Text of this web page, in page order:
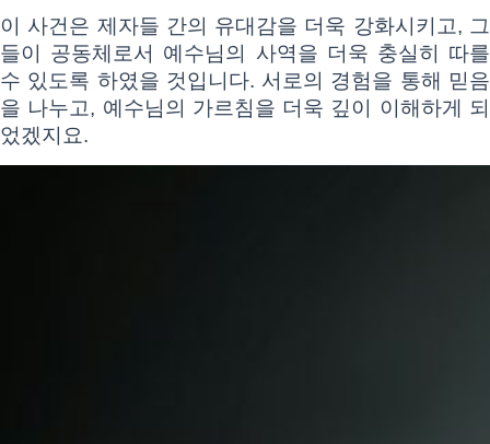
이 사건은 제자들 간의 유대감을 더욱 강화시키고, 그
들이 공동체로서 예수님의 사역을 더욱 충실히 따를
수 있도록 하였을 것입니다. 서로의 경험을 통해 믿음
을 나누고, 예수님의 가르침을 더욱 깊이 이해하게 되
었겠지요.